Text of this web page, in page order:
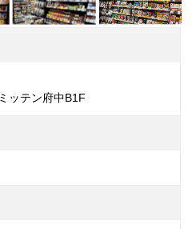
ッテン府中B1F